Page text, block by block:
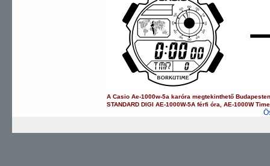
ACasio Ae-1000w-5a karóra megtekinthető
STANDARD DIGI AE-1000W-5A férfi óra ,AE-1000W